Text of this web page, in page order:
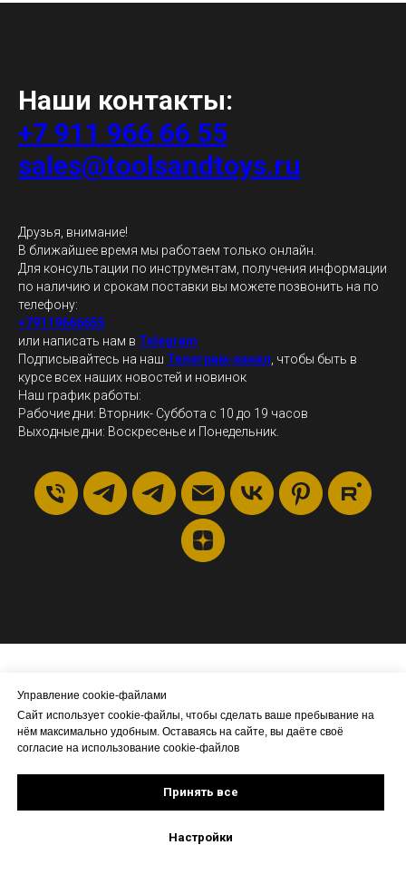
Наши контакты:
+7 911 966 66 55
sales@toolsandtoys.ru
Друзья, внимание!
В ближайшее время мы работаем только онлайн.
Для консультации по инструментам, получения информации
по наличию и срокам поставки вы можете позвонить на по
телефону:
+79119666655
или написать нам в Telegram
Подписывайтесь на наш Телеграм-канал , чтобы быть в
курсе всех наших новостей и новинок
Наш график работы:
Рабочие дни: Вторник- Суббота с 10 до 19 часов
Выходные дни: Воскресенье и Понедельник.
Управление cookie-файлами
Сайт использует cookie-файлы, чтобы сделать ваше пребывание на
нём максимально удобным. Оставаясь на сайте, вы даёте своё
согласие на использование cookie-файлов
Принять все
Настройки
Узнавайте о наших
новинках и специальных
предложениях первыми!